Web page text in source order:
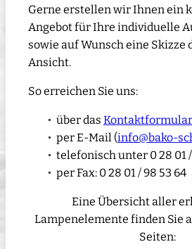
Gerne erstellen wir Ihnen ein
Angebot für Ihre individuelle
sowie auf Wunsch eine Skizze
Ansicht.
So erreichen Sie uns:
über das Kontaktformular
per E-Mail (info@bako-
telefonisch unter 0 28 01 /
per Fax: 0 28 01 / 98 53 64
Eine Übersicht aller
Lampenelemente finden Sie
Seiten: